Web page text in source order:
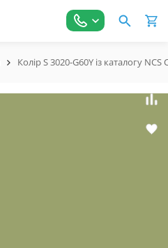
Колір S 3020-G60Y із каталогу